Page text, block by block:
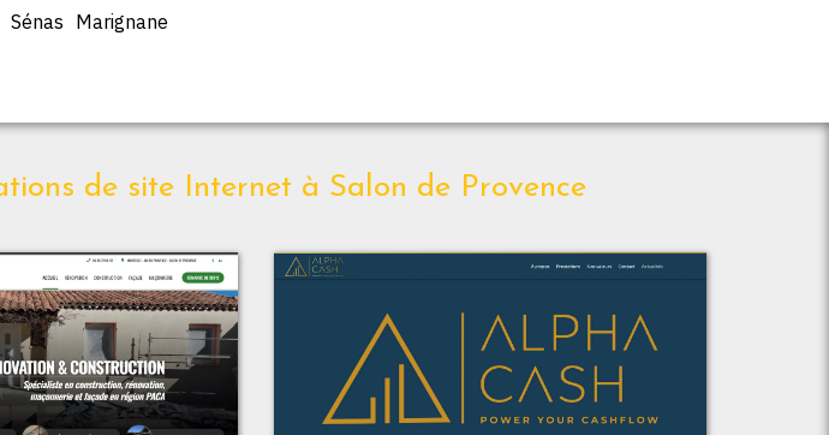
Sénas Marignane
de site Internet à Salon de Provence
Voir le projet
& Construction
Voir le projet
Alpha Cash Consulting